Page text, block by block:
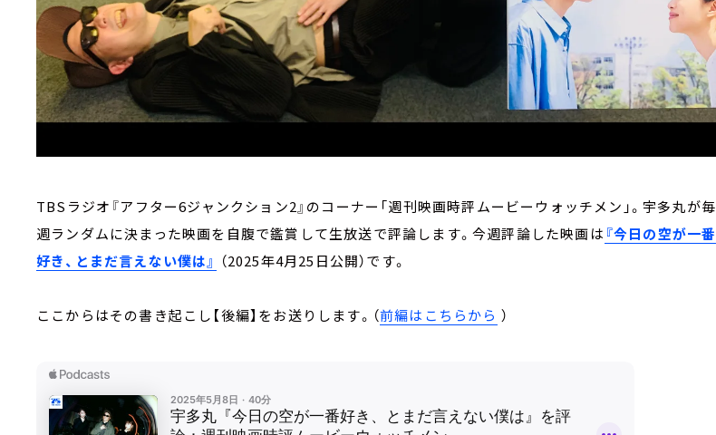
TBSラジオ『アフター6ジャンクション2』のコーナー「週刊映画時評ムービーウォッチメン」。宇多丸が毎
週ランダムに決まった映画を自腹で鑑賞して生放送で評論します。今週評論した映画は 『今日の空が一番
好き、とまだ言えない僕は』 （2025年4月25日公開）です。
ここからはその書き起こし【後編】をお送りします。（前編はこちらから ）